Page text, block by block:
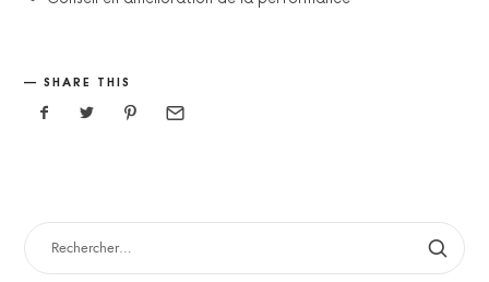
SHARE THIS
RECHERCHER :